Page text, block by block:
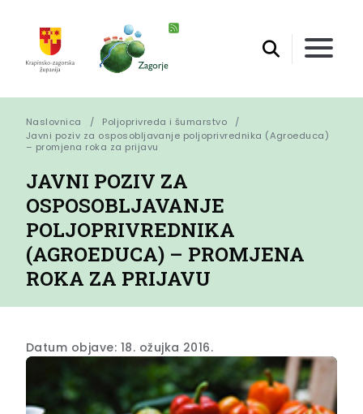
Naslovnica
Poljoprivreda i šumarstvo
Javni poziv za osposobljavanje poljoprivrednika (Agroeduca)
– promjena roka za prijavu
JAVNI POZIV ZA
OSPOSOBLJAVANJE
POLJOPRIVREDNIKA
(AGROEDUCA) – PROMJENA
ROKA ZA PRIJAVU
Datum objave: 18. ožujka 2016.